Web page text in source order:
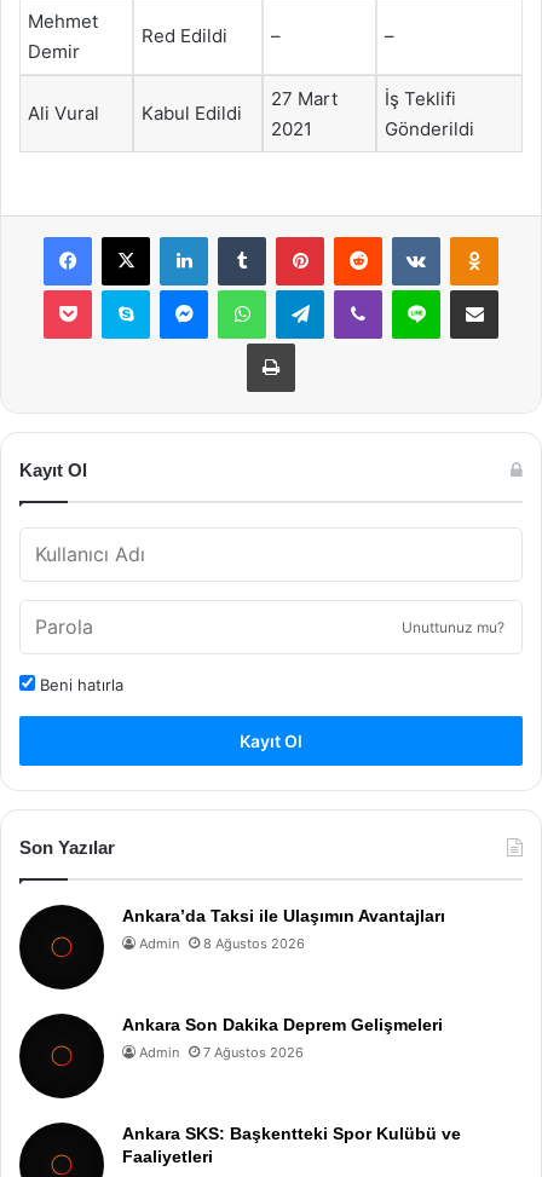
Mehmet
Demir
Red Edildi – –
Ali Vural Kabul Edildi
27 Mart
2021
İş Teklifi
Gönderildi
Facebook
X LinkedInTumblr PinterestReddit VKontakte
Pocket Skype MessengerWhatsAppTelegramViber Line E-Posta ile
Yazdır
Kayıt Ol
Unuttunuz mu?
Beni hatırla
Kayıt Ol
Son Yazılar
Ankara’da Taksi ile Ulaşımın Avantajları
Admin 8 Ağustos 2026
Ankara Son Dakika Deprem Gelişmeleri
Admin 7 Ağustos 2026
Ankara SKS: Başkentteki Spor Kulübü ve
Faaliyetleri